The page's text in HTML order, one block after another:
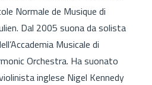
Normale de Musique di
Dal 2005 suona da solista
Musicale di
Orchestra. Ha suonato
inglese Nigel Kennedy